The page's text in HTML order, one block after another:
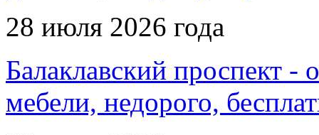
28 июля 2026 года
Балаклавский проспект -
мебели, недорого,